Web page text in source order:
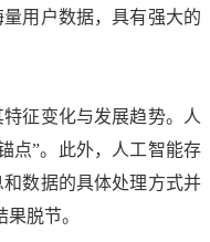
用户数据，具有强大的
征变化与发展趋势。人
点”。此外，人工智能存
数据的具体处理方式并
脱节。